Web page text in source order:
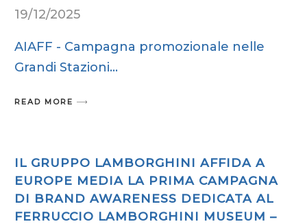
19/12/2025
AIAFF - Campagna promozionale nelle
Grandi Stazioni
READ MORE
IL GRUPPO LAMBORGHINI AFFIDA A
EUROPE MEDIA LA PRIMA CAMPAGNA
DI BRAND AWARENESS DEDICATA AL
FERRUCCIO LAMBORGHINI MUSEUM –